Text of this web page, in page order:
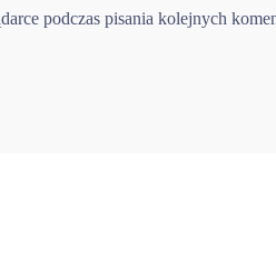
podczas pisania kolejnych